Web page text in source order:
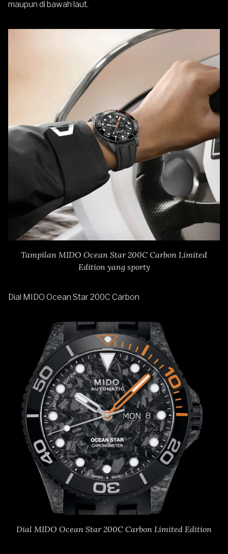
maupun di bawah laut.
Tampilan MIDO Ocean Star 200C Carbon Limited
Edition yang sporty
Dial MIDO Ocean Star 200C Carbon
Dial MIDO Ocean Star 200C Carbon Limited Edition